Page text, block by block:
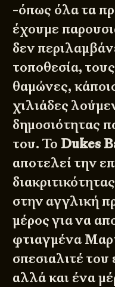
-όπως όλα τα
έχουμε
δεν
τοποθεσία,
θαμώνες,
χιλιάδες
δημοσιότητας
του. Το Dukes
αποτελεί την
στην αγγλική
μέρος για να
φτιαγμένα
σπεσιαλιτέ του
αλλά και ένα